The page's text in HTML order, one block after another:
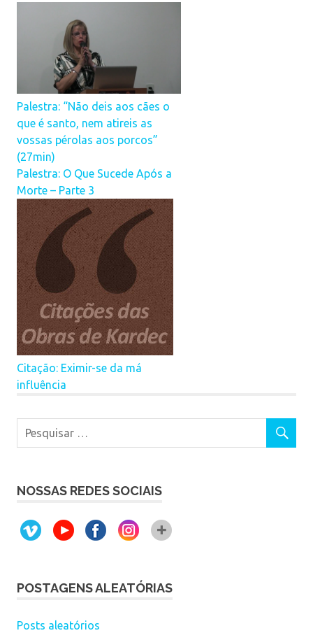
Palestra: “Não deis aos cães o
que é santo, nem atireis as
vossas pérolas aos porcos”
(27min)
Palestra: O Que Sucede Após a
Morte – Parte 3
Citação: Eximir-se da má
influência
NOSSAS REDES SOCIAIS
POSTAGENS ALEATÓRIAS
Posts aleatórios